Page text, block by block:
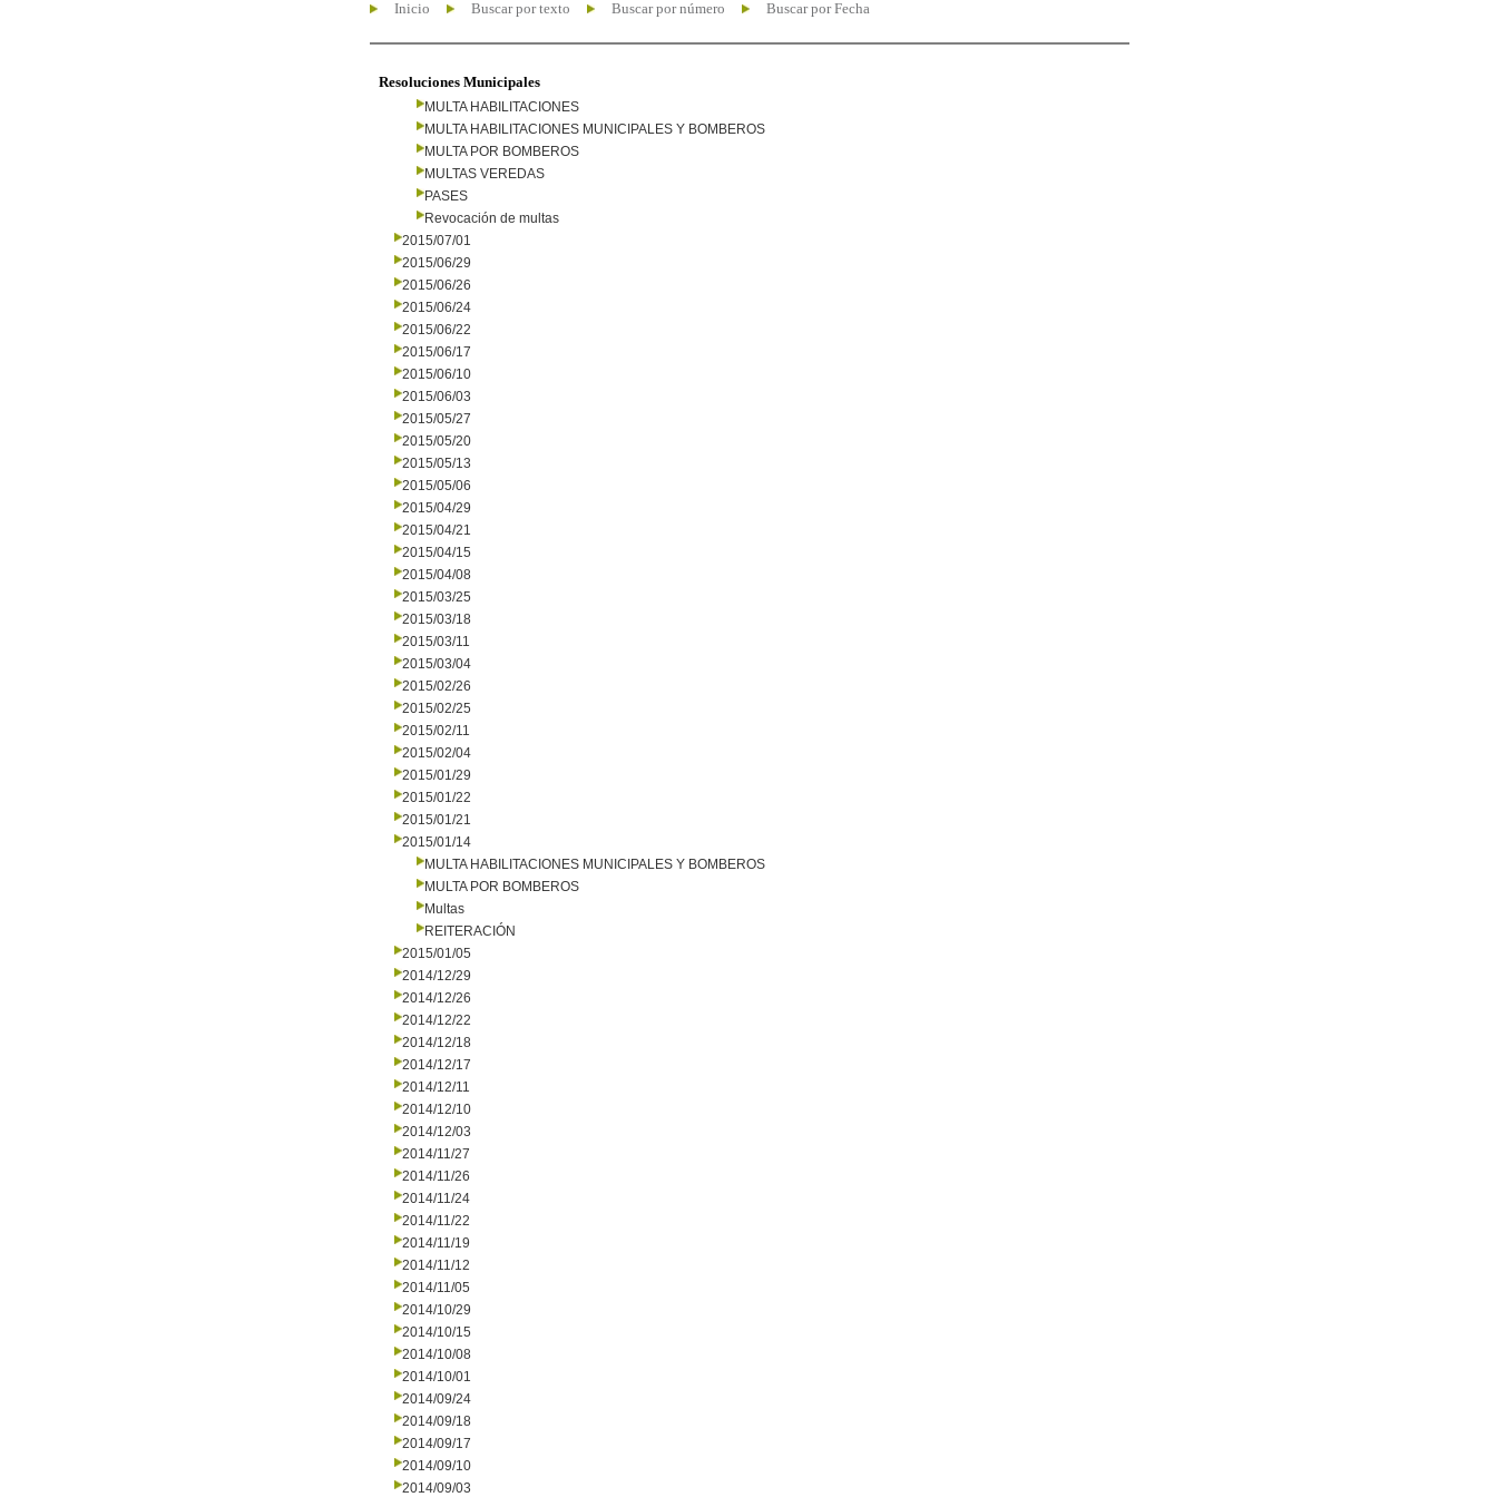
Inicio Buscar por texto Buscar por número Buscar por Fecha
Resoluciones Municipales
MULTA HABILITACIONES
MULTA HABILITACIONES MUNICIPALES Y BOMBEROS
MULTA POR BOMBEROS
MULTAS VEREDAS
PASES
Revocación de multas
2015/07/01
2015/06/29
2015/06/26
2015/06/24
2015/06/22
2015/06/17
2015/06/10
2015/06/03
2015/05/27
2015/05/20
2015/05/13
2015/05/06
2015/04/29
2015/04/21
2015/04/15
2015/04/08
2015/03/25
2015/03/18
2015/03/11
2015/03/04
2015/02/26
2015/02/25
2015/02/11
2015/02/04
2015/01/29
2015/01/22
2015/01/21
2015/01/14
MULTA HABILITACIONES MUNICIPALES Y BOMBEROS
MULTA POR BOMBEROS
Multas
REITERACIÓN
2015/01/05
2014/12/29
2014/12/26
2014/12/22
2014/12/18
2014/12/17
2014/12/11
2014/12/10
2014/12/03
2014/11/27
2014/11/26
2014/11/24
2014/11/22
2014/11/19
2014/11/12
2014/11/05
2014/10/29
2014/10/15
2014/10/08
2014/10/01
2014/09/24
2014/09/18
2014/09/17
2014/09/10
2014/09/03